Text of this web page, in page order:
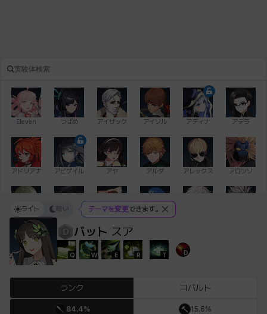
Eleven つばめ アイザック アイソル アディナ アデラ
アドリアナ アビゲイル アヤ アルダ アレックス アロンソ
イアン イレム ウィリアム
バット スア
Q W E R T D
ライト 暗い テーマを変更できます。
ランク コバルト
84.4% 15.6%